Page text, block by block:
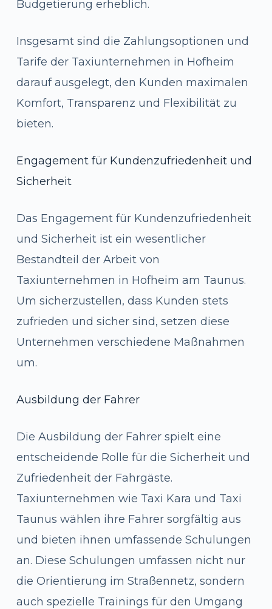
Budgetierung erheblich.
Insgesamt sind die Zahlungsoptionen und
Tarife der Taxiunternehmen in Hofheim
darauf ausgelegt, den Kunden maximalen
Komfort, Transparenz und Flexibilität zu
bieten.
Engagement für Kundenzufriedenheit und
Sicherheit
Das Engagement für Kundenzufriedenheit
und Sicherheit ist ein wesentlicher
Bestandteil der Arbeit von
Taxiunternehmen in Hofheim am Taunus.
Um sicherzustellen, dass Kunden stets
zufrieden und sicher sind, setzen diese
Unternehmen verschiedene Maßnahmen
um.
Ausbildung der Fahrer
Die Ausbildung der Fahrer spielt eine
entscheidende Rolle für die Sicherheit und
Zufriedenheit der Fahrgäste.
Taxiunternehmen wie Taxi Kara und Taxi
Taunus wählen ihre Fahrer sorgfältig aus
und bieten ihnen umfassende Schulungen
an. Diese Schulungen umfassen nicht nur
die Orientierung im Straßennetz, sondern
auch spezielle Trainings für den Umgang